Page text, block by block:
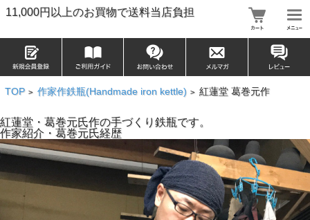
11,000円以上のお買物で送料当店負担
TOP > 作家作鉄瓶(Handmade iron kettle) > 紅蓮堂 葛巻元作
紅蓮堂・葛巻元氏作の手づくり鉄瓶です。
作家紹介・葛巻元氏経歴